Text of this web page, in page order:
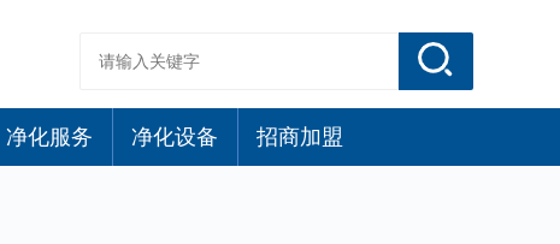
净化服务 净化设备 招商加盟